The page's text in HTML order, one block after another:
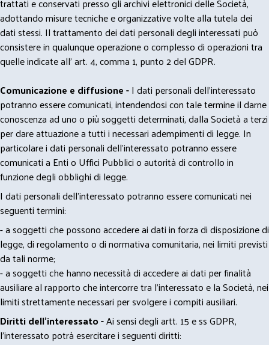
adottando misure tecniche e organizzative volte alla tutela dei
dati stessi. Il trattamento dei dati personali degli interessati può
consistere in qualunque operazione o complesso di operazioni tra
quelle indicate all' art. 4, comma 1, punto 2 del GDPR.
Comunicazione e diffusione -I dati personali dell’interessato
potranno essere comunicati, intendendosi con tale termine il darne
conoscenza ad uno o più soggetti determinati, dalla Società a terzi
per dare attuazione a tutti i necessari adempimenti di legge. In
particolare i dati personali dell’interessato potranno essere
comunicati a Enti o Uffici Pubblici o autorità di controllo in
funzione degli obblighi di legge.
I dati personali dell’interessato potranno essere comunicati nei
seguenti termini:
- a soggetti che possono accedere ai dati in forza di disposizione di
legge, di regolamento o di normativa comunitaria, nei limiti previsti
da tali norme;
- a soggetti che hanno necessità di accedere ai dati per finalità
ausiliare al rapporto che intercorre tra l’interessato e la Società, nei
limiti strettamente necessari per svolgere i compiti ausiliari.
Diritti dell’interessato -Ai sensi degli artt. 15 e ss GDPR,
l’interessato potrà esercitare i seguenti diritti: